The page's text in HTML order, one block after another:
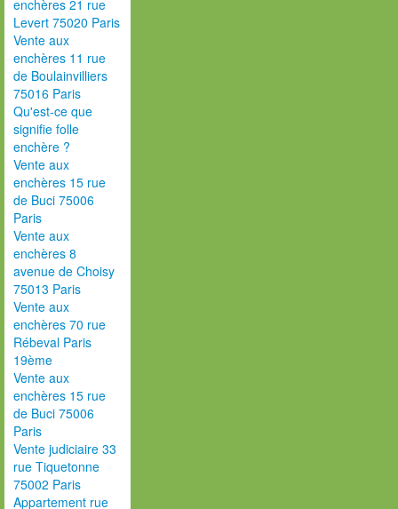
enchères 21 rue
Levert 75020 Paris
Vente aux
enchères 11 rue
de Boulainvilliers
75016 Paris
Qu'est-ce que
signifie folle
enchère ?
Vente aux
enchères 15 rue
de Buci 75006
Paris
Vente aux
enchères 8
avenue de Choisy
75013 Paris
Vente aux
enchères 70 rue
Rébeval Paris
19ème
Vente aux
enchères 15 rue
de Buci 75006
Paris
Vente judiciaire 33
rue Tiquetonne
75002 Paris
Appartement rue